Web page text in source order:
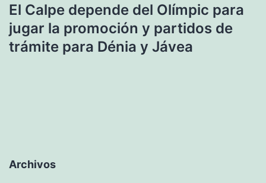
El Calpe depende del Olímpic para
jugar la promoción y partidos de
trámite para Dénia y Jávea
Archivos